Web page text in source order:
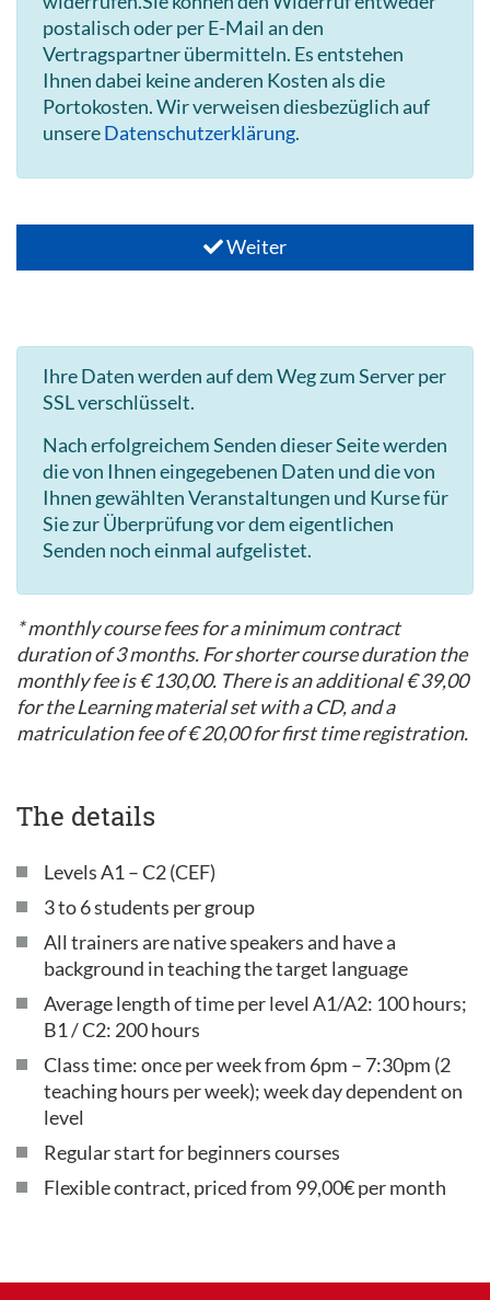
postalisch oder per E-Mail an den
Vertragspartner übermitteln. Es entstehen
Ihnen dabei keine anderen Kosten als die
Portokosten. Wir verweisen diesbezüglich auf
unsereDatenschutzerklärung.
Weiter
Ihre Daten werden auf dem Weg zum Server per
SSL verschlüsselt.
Nach erfolgreichem Senden dieser Seite werden
die von Ihnen eingegebenen Daten und die von
Ihnen gewählten Veranstaltungen und Kurse für
Sie zur Überprüfung vor dem eigentlichen
Senden noch einmal aufgelistet.
* monthly course fees for a minimum contract
duration of 3 months. For shorter course duration the
monthly fee is € 130,00. There is an additional € 39,00
for the Learning material set with a CD, and a
matriculation fee of € 20,00 for first time registration.
The details
Levels A1 – C2 (CEF)
3 to 6 students per group
All trainers are native speakers and have a
background in teaching the target language
Average length of time per level A1/A2: 100 hours;
B1 / C2: 200 hours
Class time: once per week from 6pm – 7:30pm (2
teaching hours per week); week day dependent on
level
Regular start for beginners courses
Flexible contract, priced from 99,00€ per month